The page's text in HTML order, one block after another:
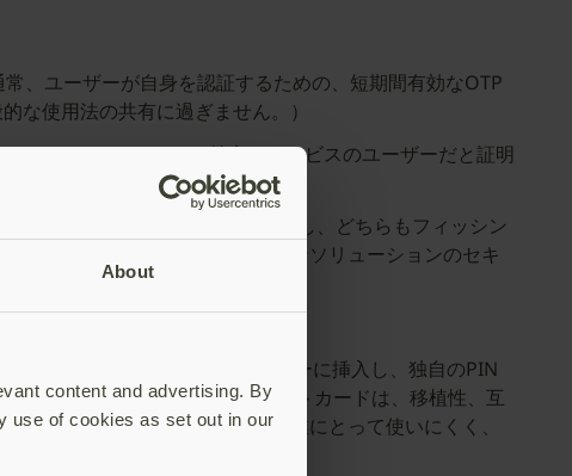
About
content and advertising. By
use of cookies as set out in our
、ユーザーが自身を認証するための、短期間有効なOTP
な使用法の共有に過ぎません。）
クリックすると、その特定のサービスのユーザーだと証明
使い勝手が良くなります。しかし、どちらもフィッシン
場合、これらのパスワードレスなソリューションのセキ
ご覧ください。
ザーはスマートカードをリーダーに挿入し、独自のPIN
法です。 しかし、従来のスマートカードは、移植性、互
があるため、多くの個人や企業にとって使いにくく、